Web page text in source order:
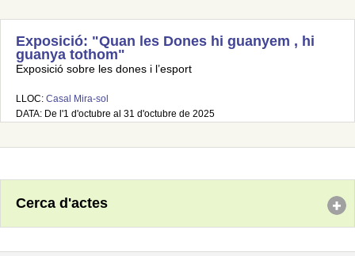
Exposició: "Quan les Dones hi guanyem , hi
guanya tothom"
Exposició sobre les dones i l’esport
LLOC: Casal Mira-sol
DATA: De l'1 d'octubre al 31 d'octubre de 2025
Cerca d'actes